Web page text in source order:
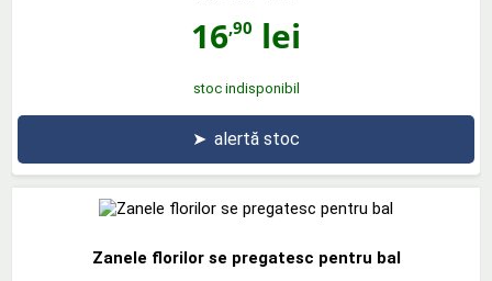
16,90 lei
stoc indisponibil
➤ alertă stoc
Zanele florilor se pregatesc pentru bal